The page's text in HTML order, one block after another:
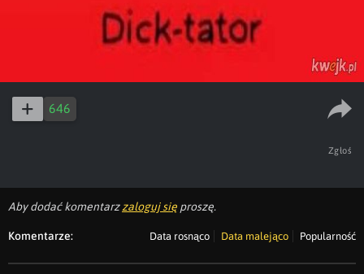
646
Zgłoś
Aby dodać komentarzzaloguj się proszę.
Komentarze: Data rosnąco Data malejąco Popularność